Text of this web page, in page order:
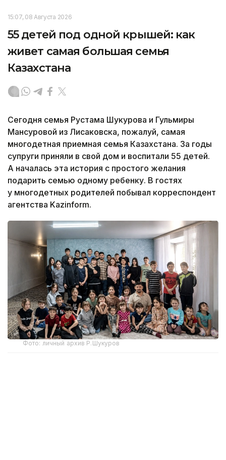
15:07, 08 Августа 2026
55 детей под одной крышей: как
живет самая большая семья
Казахстана
Сегодня семья Рустама Шукурова и Гульмиры
Мансуровой из Лисаковска, пожалуй, самая
многодетная приемная семья Казахстана. За годы
супруги приняли в свой дом и воспитали 55 детей.
А началась эта история с простого желания
подарить семью одному ребенку. В гостях
у многодетных родителей побывал корреспондент
агентства Kazinform.
Фото: личный архив Р.Шукуров